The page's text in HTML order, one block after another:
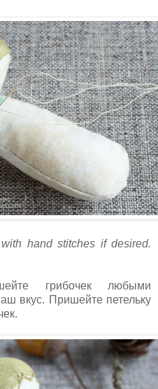
hand stitches if desired.
грибочек любыми
вкус. Пришейте петельку